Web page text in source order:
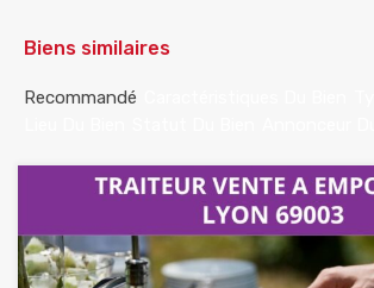
Biens similaires
Recommandé